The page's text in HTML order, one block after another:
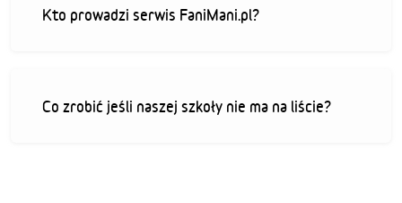
Kto prowadzi serwis FaniMani.pl?
Co zrobić jeśli naszej szkoły nie ma na liście?